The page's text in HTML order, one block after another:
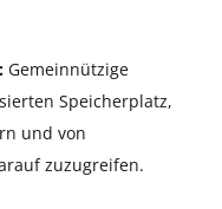
Gemeinnützige
Speicherplatz,
und von
zuzugreifen.